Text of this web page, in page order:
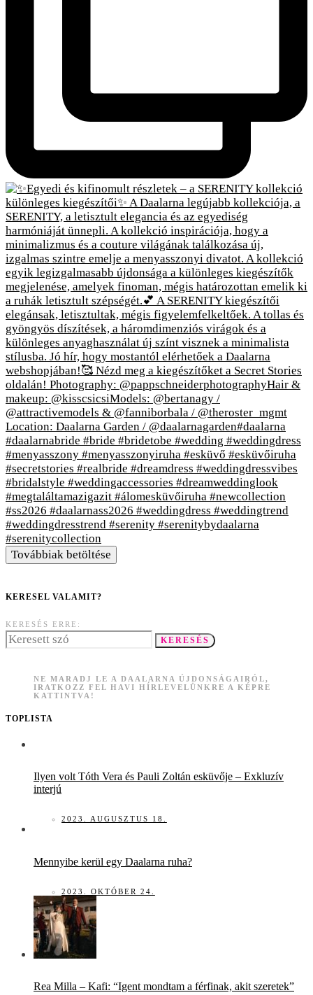
Továbbiak betöltése
KERESEL VALAMIT?
KERESÉS ERRE:
KERESÉS
NE MARADJ LE A DAALARNA ÚJDONSÁGAIRÓL,
IRATKOZZ FEL HAVI HÍRLEVELÜNKRE A KÉPRE
KATTINTVA!
TOPLISTA
Ilyen volt Tóth Vera és Pauli Zoltán esküvője – Exkluzív
interjú
2023. AUGUSZTUS 18.
Mennyibe kerül egy Daalarna ruha?
2023. OKTÓBER 24.
Rea Milla – Kafi: “Igent mondtam a férfinak, akit szeretek”